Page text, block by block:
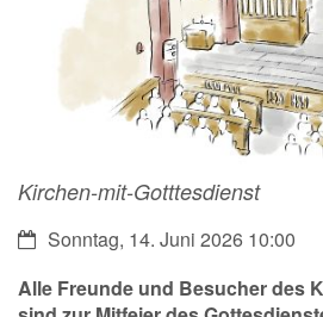
Kirchen-mit-Gotttesdienst
Datum:Sonntag, 14. Juni 2026 10:00
Alle Freunde und Besucher des